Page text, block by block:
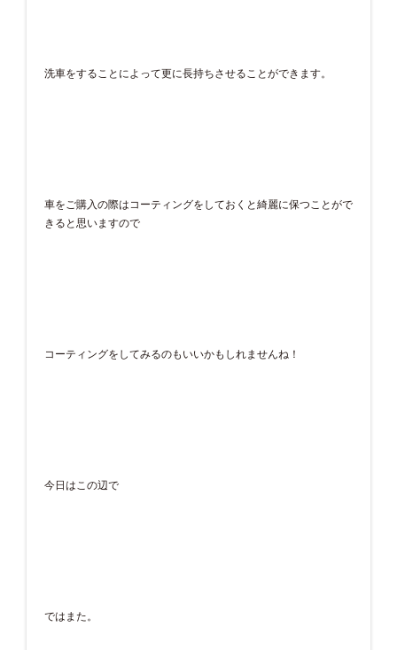
洗車をすることによって更に長持ちさせることができます。
車をご購入の際はコーティングをしておくと綺麗に保つことがで
きると思いますので
コーティングをしてみるのもいいかもしれませんね！
今日はこの辺で
ではまた。